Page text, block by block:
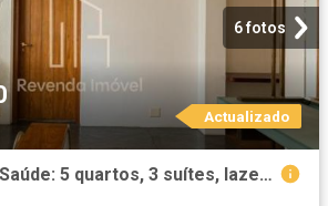
6 fotos
Actualizado
Casa de Luxo na Saúde: 5 quartos, 3 suítes, lazer completo e localização privile